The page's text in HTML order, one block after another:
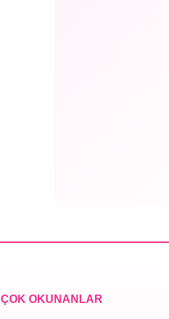
ÇOK OKUNANLAR